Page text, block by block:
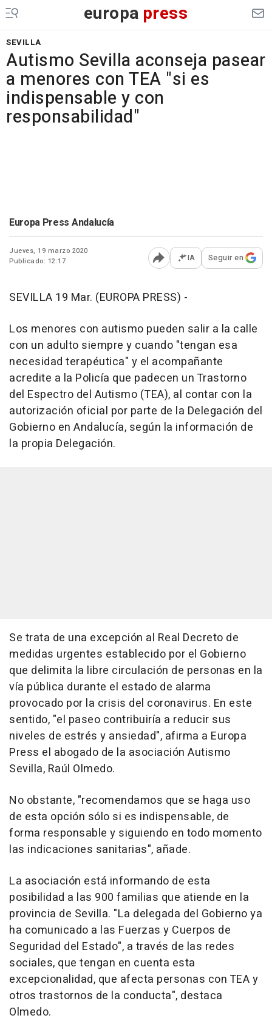
europa press
SEVILLA
Autismo Sevilla aconseja pasear
a menores con TEA "si es
indispensable y con
responsabilidad"
Europa Press Andalucía
Jueves, 19 marzo 2020
Publicado: 12:17
Abrir opciones para
IA Seguir en
SEVILLA 19 Mar. (EUROPA PRESS) -
Los menores con autismo pueden salir a la calle
con un adulto siempre y cuando "tengan esa
necesidad terapéutica" y el acompañante
acredite a la Policía que padecen un Trastorno
del Espectro del Autismo (TEA), al contar con la
autorización oficial por parte de la Delegación del
Gobierno en Andalucía, según la información de
la propia Delegación.
Se trata de una excepción al Real Decreto de
medidas urgentes establecido por el Gobierno
que delimita la libre circulación de personas en la
vía pública durante el estado de alarma
provocado por la crisis del coronavirus. En este
sentido, "el paseo contribuiría a reducir sus
niveles de estrés y ansiedad", afirma a Europa
Press el abogado de la asociación Autismo
Sevilla, Raúl Olmedo.
No obstante, "recomendamos que se haga uso
de esta opción sólo si es indispensable, de
forma responsable y siguiendo en todo momento
las indicaciones sanitarias", añade.
La asociación está informando de esta
posibilidad a las 900 familias que atiende en la
provincia de Sevilla. "La delegada del Gobierno ya
ha comunicado a las Fuerzas y Cuerpos de
Seguridad del Estado", a través de las redes
sociales, que tengan en cuenta esta
excepcionalidad, que afecta personas con TEA y
otros trastornos de la conducta", destaca
Olmedo.